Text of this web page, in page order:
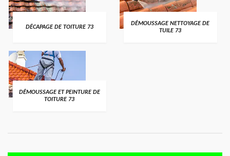
DÉCAPAGE DE TOITURE 73
DÉMOUSSAGE NETTOYAGE DE
TUILE 73
DÉMOUSSAGE ET PEINTURE DE
TOITURE 73